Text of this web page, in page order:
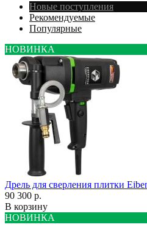
Новые поступления
Рекомендуемые
Популярные
НОВИНКА
Дрель для сверления плитки
90 300 р.
В корзину
НОВИНКА